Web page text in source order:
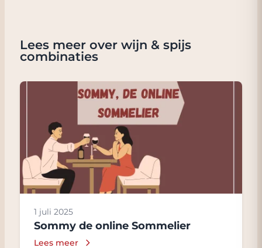
Lees meer over wijn & spijs
combinaties
1 juli 2025
Sommy de online Sommelier
Lees meer